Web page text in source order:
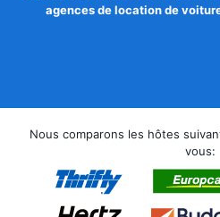
agences de location de
Nous comparons les hôtes
vous: